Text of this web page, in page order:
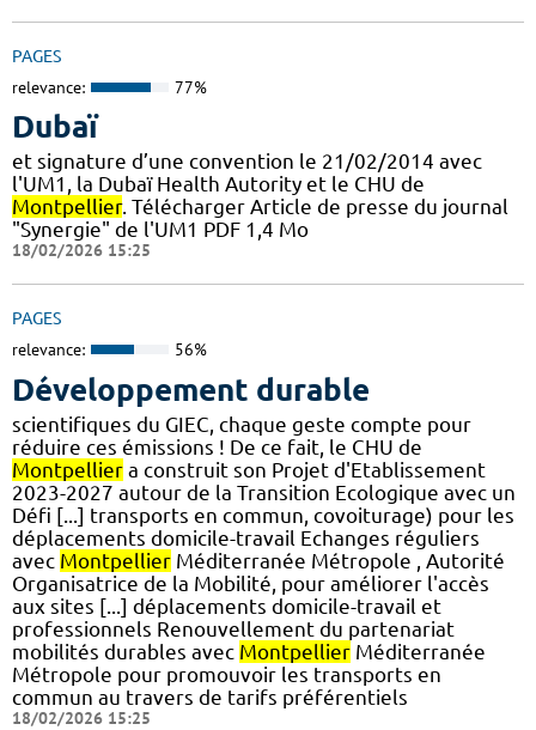
PAGES
relevance: 77%
Dubaï
et signature d’une convention le 21/02/2014 avec
l'UM1, la Dubaï Health Autority et le CHU de
Montpellier. Télécharger Article de presse du journal
"Synergie" de l'UM1 PDF 1,4 Mo
18/02/2026 15:25
PAGES
relevance: 56%
Développement durable
scientifiques du GIEC, chaque geste compte pour
réduire ces émissions ! De ce fait, le CHU de
Montpellier a construit son Projet d'Etablissement
2023-2027 autour de la Transition Ecologique avec un
Défi [...] transports en commun, covoiturage) pour les
déplacements domicile-travail Echanges réguliers
avec Montpellier Méditerranée Métropole , Autorité
Organisatrice de la Mobilité, pour améliorer l'accès
aux sites [...] déplacements domicile-travail et
professionnels Renouvellement du partenariat
mobilités durables avec Montpellier Méditerranée
Métropole pour promouvoir les transports en
commun au travers de tarifs préférentiels
18/02/2026 15:25